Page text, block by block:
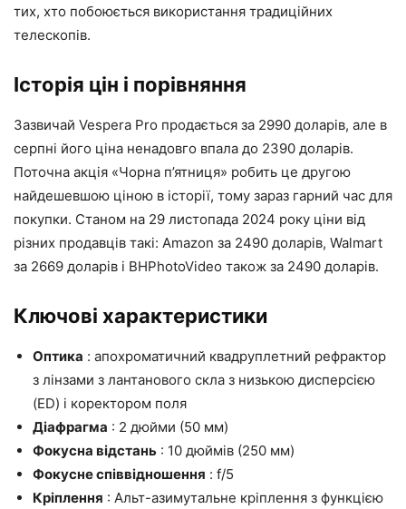
тих, хто побоюється використання традиційних
телескопів.
Історія цін і порівняння
Зазвичай Vespera Pro продається за 2990 доларів, але в
серпні його ціна ненадовго впала до 2390 доларів.
Поточна акція «Чорна п’ятниця» робить це другою
найдешевшою ціною в історії, тому зараз гарний час для
покупки. Станом на 29 листопада 2024 року ціни від
різних продавців такі: Amazon за 2490 доларів, Walmart
за 2669 доларів і BHPhotoVideo також за 2490 доларів.
Ключові характеристики
Оптика : апохроматичний квадруплетний рефрактор
з лінзами з лантанового скла з низькою дисперсією
(ED) і коректором поля
Діафрагма : 2 дюйми (50 мм)
Фокусна відстань : 10 дюймів (250 мм)
Фокусне співвідношення : f/5
Кріплення : Альт-азимутальне кріплення з функцією